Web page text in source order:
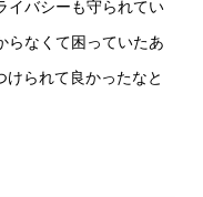
イバシーも守られてい
らなくて困っていたあ
られて良かったなと